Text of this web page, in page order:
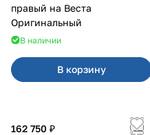
правый на Веста
Оригинальный
В наличии
В корзину
162 750 ₽